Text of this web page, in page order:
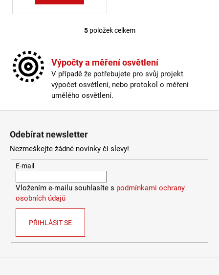
Ovládací prvky výpisu
5položek celkem
Výpočty a měření osvětlení
V případě že potřebujete pro svůj projekt
výpočet osvětlení, nebo protokol o měření
umělého osvětlení.
Odebírat newsletter
Nezmeškejte žádné novinky či slevy!
E-mail
Vložením e-mailu souhlasíte s podmínkami ochrany
osobních údajů
PŘIHLÁSIT SE